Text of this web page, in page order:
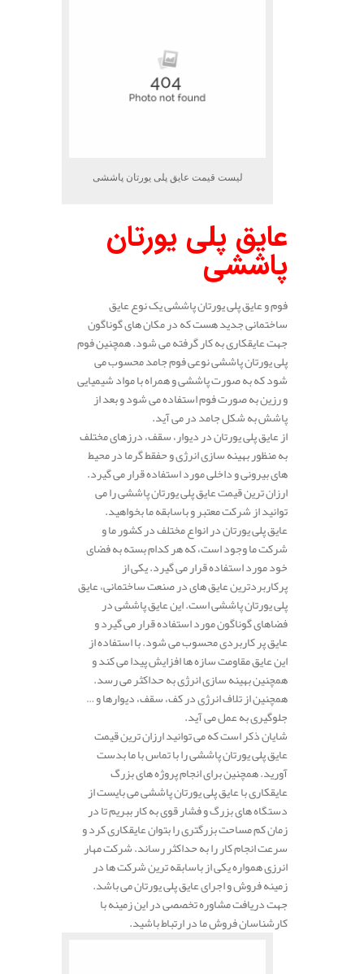
لیست قیمت عایق پلی یورتان پاششی
عایق پلی یورتان
پاششی
فوم و عایق پلی یورتان پاششی یک نوع عایق
ساختمانی جدید هست که در مکان های گوناگون
جهت عایقکاری به کار گرفته می شود. همچنین فوم
پلی یورتان پاششی نوعی فوم جامد محسوب می
شود که به صورت پاششی و همراه با مواد شیمیایی
و رزین به صورت فوم استفاده می شود و بعد از
پاشش به شکل جامد در می آید.
از عایق پلی یورتان در دیوار، سقف، درزهای مختلف
به منظور بهینه سازی انرژی و حفقط گرما در محیط
های بیرونی و داخلی مورد استفاده قرار می گیرد.
ارزان ترین قیمت عایق پلی یورتان پاششی را می
توانید از شرکت معتبر و باسابقه ما بخواهید.
عایق پلی یورتان در انواع مختلف در کشور ما و
شرکت ما وجود است، که هر کدام بسته به فضای
خود مورد استفاده قرار می گیرد. یکی از
پرکاربردترین عایق های در صنعت ساختمانی، عایق
پلی یورتان پاششی است. این عایق پاششی در
فضاهای گوناگون مورد استفاده قرار می گیرد و
عایق پر کاربردی محسوب می شود. با استفاده از
این عایق مقاومت سازه ها افزایش پیدا می کند و
همچنین بهینه سازی انرژی به حداکثر می رسد.
همچنین از تلاف انرژی در کف، سقف، دیوارها و …
جلوگیری به عمل می آید.
شایان ذکر است که می توانید ارزان ترین قیمت
عایق پلی یورتان پاششی را با تماس با ما بدست
آورید. همچنین برای انجام پروژه های بزرگ
عایقکاری با عایق پلی یورتان پاششی می بایست از
دستگاه های بزرگ و فشار قوی به کار ببریم تا در
زمان کم مساحت بزرگتری را بتوان عایقکاری کرد و
سرعت انجام کار را به حداکثر رساند. شرکت مهار
انرزی همواره یکی از باسابقه ترین شرکت ها در
زمینه فروش و اجرای عایق پلی یورتان می باشد.
جهت دریافت مشاوره تخصصی در این زمینه با
کارشناسان فروش ما در ارتباط باشید.